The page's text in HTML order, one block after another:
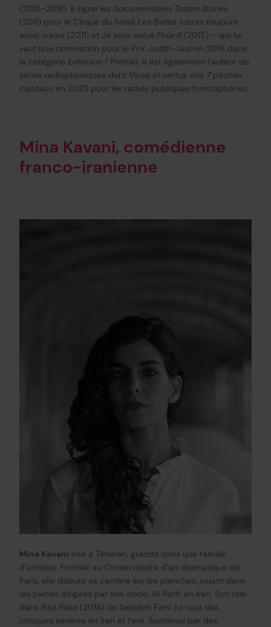
(2015-2018). Il signe les documentaires Totem Stories
(2011) pour le Cirque du Soleil, Les Belles sœurs toujours
aussi vraies (2011) et Je vous salue Pinard (2015) – qui lui
vaut une nomination pour le Prix Judith-Jasmin 2016 dans
la catégorie Entrevue / Portrait. Il est également l’auteur de
séries radiophoniques dont Vices et vertus des 7 pêchés
capitaux en 2023 pour les radios publiques francophones.
Mina Kavani, comédienne
franco-iranienne
Mina Kavani née à Téhéran, grandit dans une famille
d’artistes. Formée au Conservatoire d’art dramatique de
Paris, elle débute sa carrière sur les planches, jouant dans
les pièces dirigées par son oncle, Ali Raffi, en Iran. Son rôle
dans Red Rose (2014) de Sepideh Farsi lui vaut des
critiques sévères en Iran et l’exil. Soutenue par des